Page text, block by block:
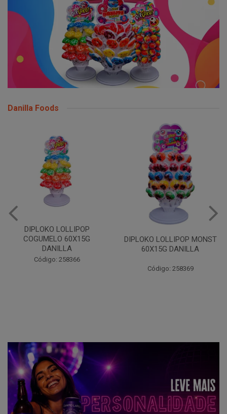
Danilla Foods
DIPLOKO LOLLIPOP MONST
60X15G DANILLA
60X15G DANILLA